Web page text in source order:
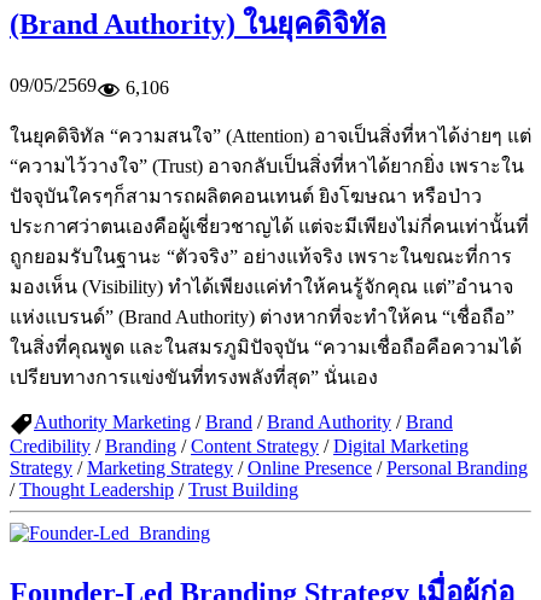
(Brand Authority) ในยุคดิจิทัล
09/05/2569 6,106
ในยุคดิจิทัล “ความสนใจ” (Attention) อาจเป็นสิ่งที่หาได้ง่ายๆ แต่
“ความไว้วางใจ” (Trust) อาจกลับเป็นสิ่งที่หาได้ยากยิ่ง เพราะใน
ปัจจุบันใครๆก็สามารถผลิตคอนเทนต์ ยิงโฆษณา หรือป่าว
ประกาศว่าตนเองคือผู้เชี่ยวชาญได้ แต่จะมีเพียงไม่กี่คนเท่านั้นที่
ถูกยอมรับในฐานะ “ตัวจริง” อย่างแท้จริง เพราะในขณะที่การ
มองเห็น (Visibility) ทำได้เพียงแค่ทำให้คนรู้จักคุณ แต่”อำนาจ
แห่งแบรนด์” (Brand Authority) ต่างหากที่จะทำให้คน “เชื่อถือ”
ในสิ่งที่คุณพูด และในสมรภูมิปัจจุบัน “ความเชื่อถือคือความได้
เปรียบทางการแข่งขันที่ทรงพลังที่สุด” นั่นเอง
Authority Marketing /Brand /Brand Authority /Brand
Credibility /Branding /Content Strategy /Digital Marketing
Strategy /Marketing Strategy /Online Presence /Personal Branding
/Thought Leadership /Trust Building
Founder-Led Branding Strategy เมื่อผู้ก่อ